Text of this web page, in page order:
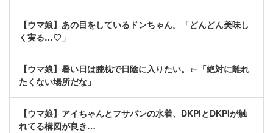
【ウマ娘】あの目をしているドンちゃん。「どんどん美味し
く実る…♡」
【ウマ娘】暑い日は膝枕で日陰に入りたい。←「絶対に離れ
たくない場所だな」
【ウマ娘】アイちゃんとフサパンの水着、DKPIとDKPIが触
れてる構図が良き…